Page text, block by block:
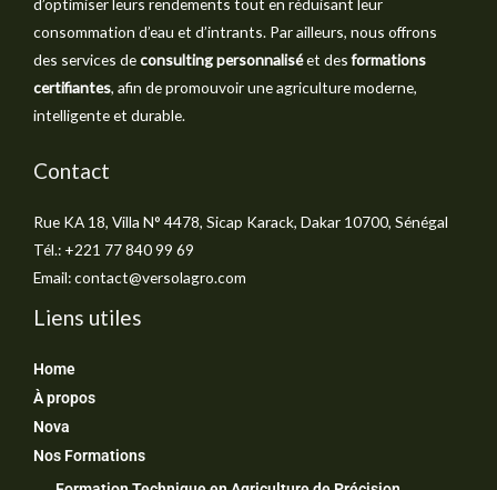
d’optimiser leurs rendements tout en réduisant leur
consommation d’eau et d’intrants. Par ailleurs, nous offrons
des services deconsulting personnaliséet desformations
certifiantes, afin de promouvoir une agriculture moderne,
intelligente et durable.
Contact
Rue KA 18, Villa N° 4478, Sicap Karack, Dakar 10700, Sénégal
Tél.: +221 77 840 99 69
Email: contact@versolagro.com
Liens utiles
Home
À propos
Nova
Nos Formations